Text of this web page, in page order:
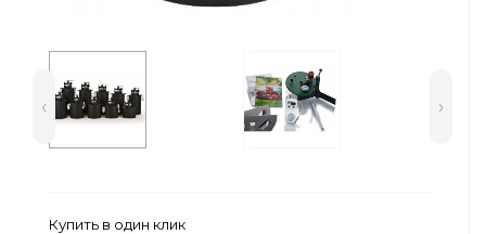
‹ ›
Купить в один клик